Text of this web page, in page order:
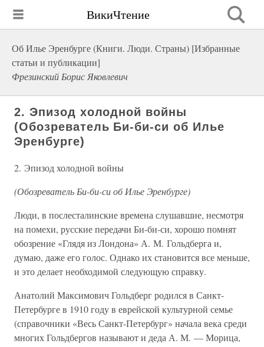
ВикиЧтение
Об Илье Эренбурге (Книги. Люди. Страны) [Избранные
статьи и публикации]
Фрезинский Борис Яковлевич
2. Эпизод холодной войны
(Обозреватель Би-би-си об Илье
Эренбурге)
2. Эпизод холодной войны
(Обозреватель Би-би-си об Илье Эренбурге)
Люди, в послесталинские времена слушавшие, несмотря
на помехи, русские передачи Би-би-си, хорошо помнят
обозрение «Глядя из Лондона» А. М. Гольдберга и,
думаю, даже его голос. Однако их становится все меньше,
и это делает необходимой следующую справку.
Анатолий Максимович Гольдберг родился в Санкт-
Петербурге в 1910 году в еврейской культурной семье
(справочники «Весь Санкт-Петербург» начала века среди
многих Гольдбергов называют и деда А. М. — Морица,